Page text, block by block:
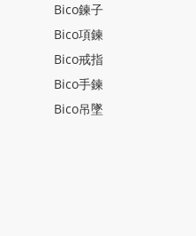
Bico鍊子
Bico項鍊
Bico戒指
Bico手鍊
Bico吊墜